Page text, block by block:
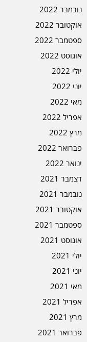
נובמבר 2022
אוקטובר 2022
ספטמבר 2022
אוגוסט 2022
יולי 2022
יוני 2022
מאי 2022
אפריל 2022
מרץ 2022
פברואר 2022
ינואר 2022
דצמבר 2021
נובמבר 2021
אוקטובר 2021
ספטמבר 2021
אוגוסט 2021
יולי 2021
יוני 2021
מאי 2021
אפריל 2021
מרץ 2021
פברואר 2021